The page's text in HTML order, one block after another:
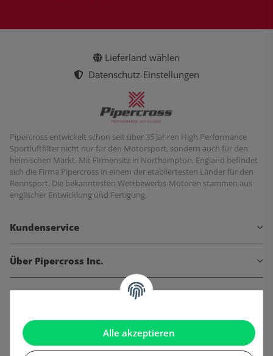
Alle akzeptieren
Lieferland wählen
Datenschutz-Einstellungen
Pipercross entwickelt schon seit über 35 Jahren High Performance
Sportluftfilter nicht nur für den Motorsport, sondern auch für den
heimischen Markt. Mit Firmensitz in Northampton, England befindet
sich die Firma Pipercross in einem der etabliertesten Länder für den
Rennsport. Die bekanntesten Wettbewerbs-Motoren stammen aus
englischer Entwicklung und Fertigung.
Kundenservice
Über Pipercross Inc.
Informationen
Gesetzliche Informationen